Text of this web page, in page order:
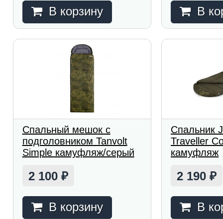
В корзину В
Спальный мешок с
подголовником Tanvolt
Simple камуфляж/серый
2 100 ₽
В корзину
Спальник
Traveller
камуфляж
2 190₽
В